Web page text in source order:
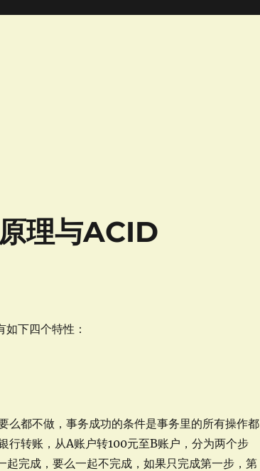
理与ACID
下四个特性：
么都不做，事务成功的条件是事务里的所有操作都
行转账，从A账户转100元至B账户，分为两个步
完成，要么一起不完成，如果只完成第一步，第